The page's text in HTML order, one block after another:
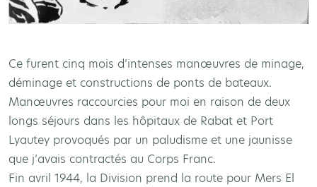
Ce furent cinq mois d’intenses manœuvres de minage,
déminage et constructions de ponts de bateaux.
Manœuvres raccourcies pour moi en raison de deux
longs séjours dans les hôpitaux de Rabat et Port
Lyautey provoqués par un paludisme et une jaunisse
que j’avais contractés au Corps Franc.
Fin avril 1944, la Division prend la route pour Mers El